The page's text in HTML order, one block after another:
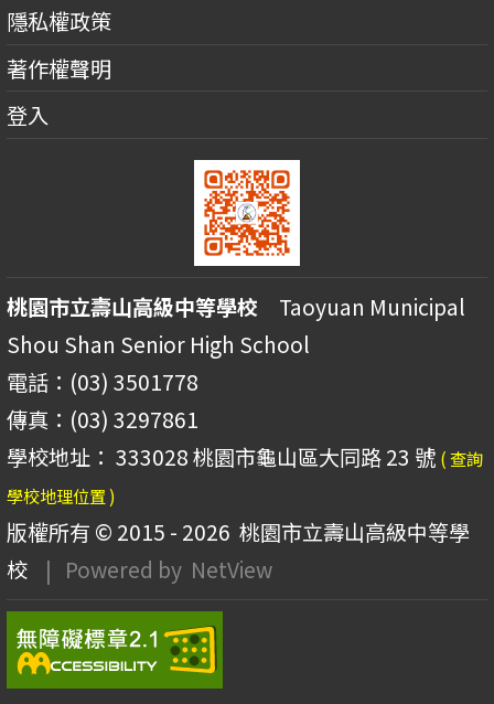
隱私權政策
著作權聲明
登入
桃園市立壽山高級中等學校 Taoyuan Municipal
Shou Shan Senior High School
電話：(03) 3501778
傳真：(03) 3297861
學校地址： 333028 桃園市龜山區大同路 23 號 ( 查詢
學校地理位置 )
版權所有 © 2015 - 2026 桃園市立壽山高級中等學
校
| Powered by NetView